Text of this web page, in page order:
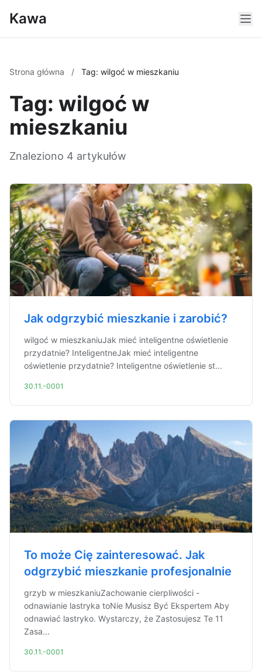
Kawa
Strona główna / Tag: wilgoć w mieszkaniu
Tag: wilgoć w
mieszkaniu
Znaleziono 4 artykułów
Jak odgrzybić mieszkanie i zarobić?
wilgoć w mieszkaniuJak mieć inteligentne oświetlenie
przydatnie? InteligentneJak mieć inteligentne
oświetlenie przydatnie? Inteligentne oświetlenie st...
30.11.-0001
To może Cię zainteresować. Jak
odgrzybić mieszkanie profesjonalnie
grzyb w mieszkaniuZachowanie cierpliwości -
odnawianie lastryka toNie Musisz Być Ekspertem Aby
odnawiać lastryko. Wystarczy, że Zastosujesz Te 11
Zasa...
30.11.-0001